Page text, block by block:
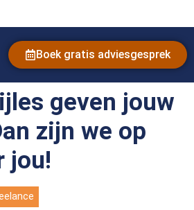
Boek gratis adviesgesprek
geven jouw
zijn we op
jou!